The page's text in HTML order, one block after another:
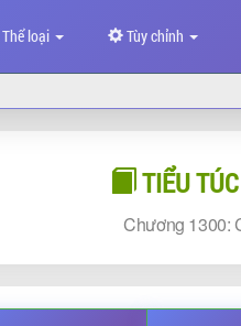
Thể loại Tùy chỉnh
TIỂU
Chương 1300: